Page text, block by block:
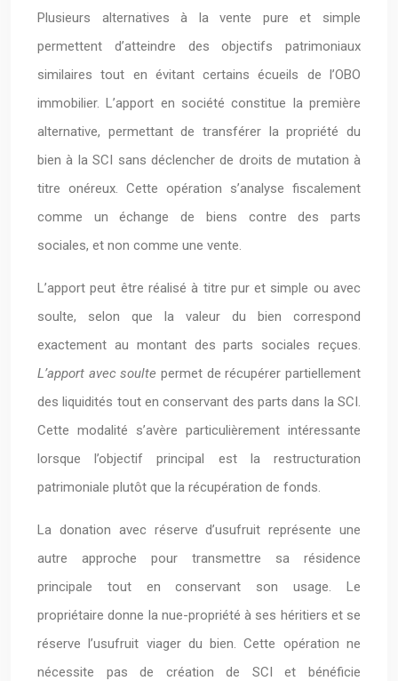
Plusieurs alternatives à la vente pure et simple
permettent d’atteindre des objectifs patrimoniaux
similaires tout en évitant certains écueils de l’OBO
immobilier. L’apport en société constitue la première
alternative, permettant de transférer la propriété du
bien à la SCI sans déclencher de droits de mutation à
titre onéreux. Cette opération s’analyse fiscalement
comme un échange de biens contre des parts
sociales, et non comme une vente.
L’apport peut être réalisé à titre pur et simple ou avec
soulte, selon que la valeur du bien correspond
exactement au montant des parts sociales reçues.
L’apport avec soulte permet de récupérer partiellement
des liquidités tout en conservant des parts dans la SCI.
Cette modalité s’avère particulièrement intéressante
lorsque l’objectif principal est la restructuration
patrimoniale plutôt que la récupération de fonds.
La donation avec réserve d’usufruit représente une
autre approche pour transmettre sa résidence
principale tout en conservant son usage. Le
propriétaire donne la nue-propriété à ses héritiers et se
réserve l’usufruit viager du bien. Cette opération ne
nécessite pas de création de SCI et bénéficie